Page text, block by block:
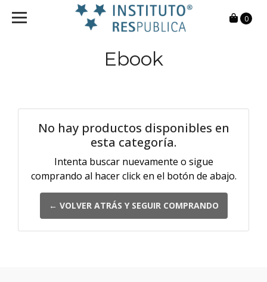
0
Ebook
No hay productos disponibles en
esta categoría.
Intenta buscar nuevamente o sigue
comprando al hacer click en el botón de abajo.
← VOLVER ATRÁS Y SEGUIR COMPRANDO